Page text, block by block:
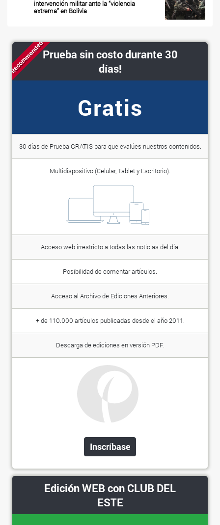
intervención militar ante la “violencia
extrema” en Bolivia
RecommendedPrueba sin costo durante 30
días!
Gratis
30 días de Prueba GRATIS para que evalúes nuestros contenidos.
Multidispositivo (Celular, Tablet y Escritorio).
Acceso web irrestricto a todas las noticias del día.
Posibilidad de comentar artículos.
Acceso al Archivo de Ediciones Anteriores.
+ de 110.000 artículos publicadas desde el año 2011.
Descarga de ediciones en versión PDF.
Inscríbase
Edición WEB con CLUB DEL
ESTE